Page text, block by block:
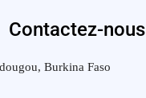
Contactez-nous
Burkina Faso